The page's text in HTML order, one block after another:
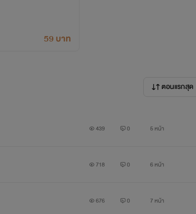
59 บาท
ตอนแรกสุด
439 0 5 หน้า
718 0 6 หน้า
676 0 7 หน้า